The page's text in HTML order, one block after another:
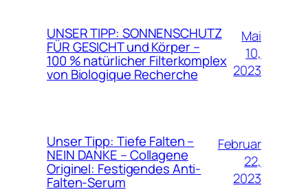
UNSER TIPP: SONNENSCHUTZ
FÜR GESICHT und Körper –
100 % natürlicher Filterkomplex
von Biologique Recherche
Mai
10,
2023
Unser Tipp: Tiefe Falten –
NEIN DANKE – Collagene
Originel: Festigendes Anti-
Falten-Serum
Februar
22,
2023